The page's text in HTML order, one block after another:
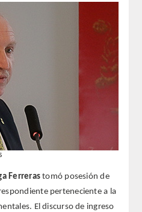
Ferrerastomó posesión de
perteneciente a la
El discurso de ingreso